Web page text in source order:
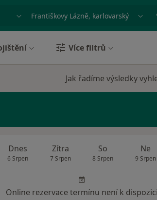
Město nebo region
Více filtrů
Jak řadíme výsledky
Dnes
6 Srpen
Zítra
7 Srpen
So
8 Srpen
Ne
9 Srpen
Online rezervace termínu není k dispozici